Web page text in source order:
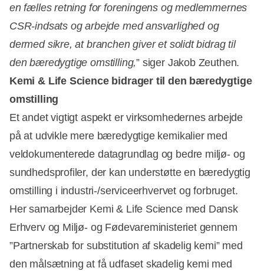
en fælles retning for foreningens og medlemmernes
CSR-indsats og arbejde med ansvarlighed og
dermed sikre, at branchen giver et solidt bidrag til
den bæredygtige omstilling,” siger Jakob Zeuthen.
Kemi & Life Science bidrager til den bæredygtige
omstilling
Et andet vigtigt aspekt er virksomhedernes arbejde
på at udvikle mere bæredygtige kemikalier med
veldokumenterede datagrundlag og bedre miljø- og
sundhedsprofiler, der kan understøtte en bæredygtig
omstilling i industri-/serviceerhvervet og forbruget.
Her samarbejder Kemi & Life Science med Dansk
Erhverv og Miljø- og Fødevareministeriet gennem
”Partnerskab for substitution af skadelig kemi” med
den målsætning at få udfaset skadelig kemi med